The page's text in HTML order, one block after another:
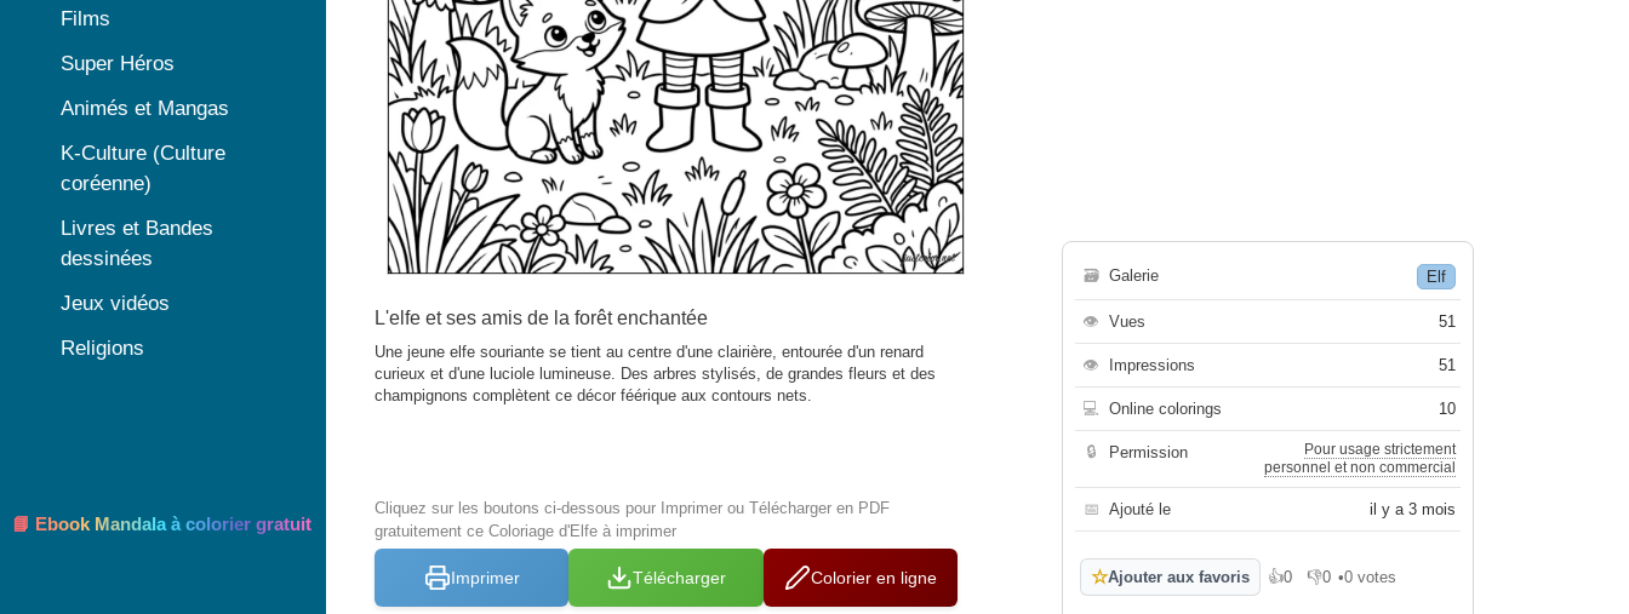
L'elfe et ses amis de la forêt enchantée
Une jeune elfe souriante se tient au centre d'une clairière, entourée d'un renard
curieux et d'une luciole lumineuse. Des arbres stylisés, de grandes fleurs et des
champignons complètent ce décor féérique aux contours nets.
Cliquez sur les boutons ci-dessous pour Imprimer ou Télécharger en PDF
gratuitement ce Coloriage d'Elfe à imprimer
Imprimer Télécharger Colorier en ligne
🗃 Galerie Elf
👁 Vues 51
👁 Impressions 51
💻 Online colorings 10
🔒 Permission
Pour usage strictement
personnel et non commercial
📅 Ajouté le il y a 3 mois
☆Ajouter aux favoris 👍0
J'aime 👎0
Je n'aime pas
•0 votes
Films
Super Héros
Animés et Mangas
K-Culture (Culture
coréenne)
Livres et Bandes
dessinées
Jeux vidéos
Religions
📘 Ebook Mandala à colorier gratuit